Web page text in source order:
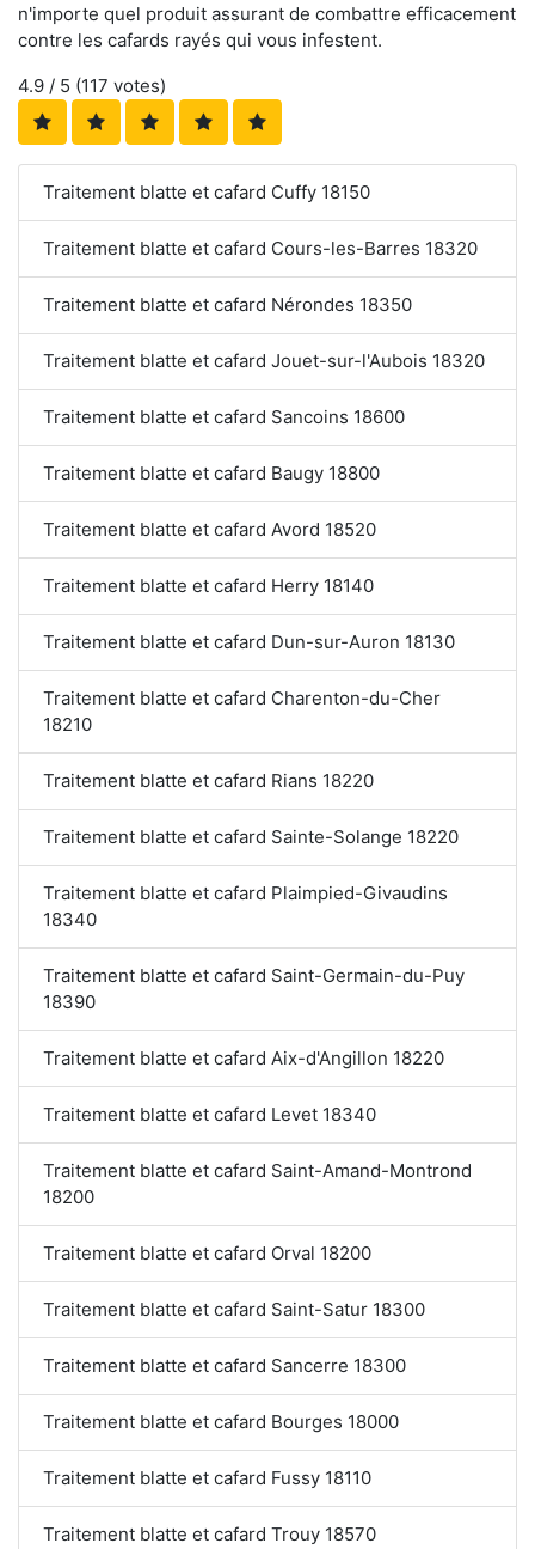
n'importe quel produit assurant de combattre efficacement
contre les cafards rayés qui vous infestent.
4.9 / 5 (117 votes)
Traitement blatte et cafard Cuffy 18150
Traitement blatte et cafard Cours-les-Barres 18320
Traitement blatte et cafard Nérondes 18350
Traitement blatte et cafard Jouet-sur-l'Aubois 18320
Traitement blatte et cafard Sancoins 18600
Traitement blatte et cafard Baugy 18800
Traitement blatte et cafard Avord 18520
Traitement blatte et cafard Herry 18140
Traitement blatte et cafard Dun-sur-Auron 18130
Traitement blatte et cafard Charenton-du-Cher
18210
Traitement blatte et cafard Rians 18220
Traitement blatte et cafard Sainte-Solange 18220
Traitement blatte et cafard Plaimpied-Givaudins
18340
Traitement blatte et cafard Saint-Germain-du-Puy
18390
Traitement blatte et cafard Aix-d'Angillon 18220
Traitement blatte et cafard Levet 18340
Traitement blatte et cafard Saint-Amand-Montrond
18200
Traitement blatte et cafard Orval 18200
Traitement blatte et cafard Saint-Satur 18300
Traitement blatte et cafard Sancerre 18300
Traitement blatte et cafard Bourges 18000
Traitement blatte et cafard Fussy 18110
Traitement blatte et cafard Trouy 18570